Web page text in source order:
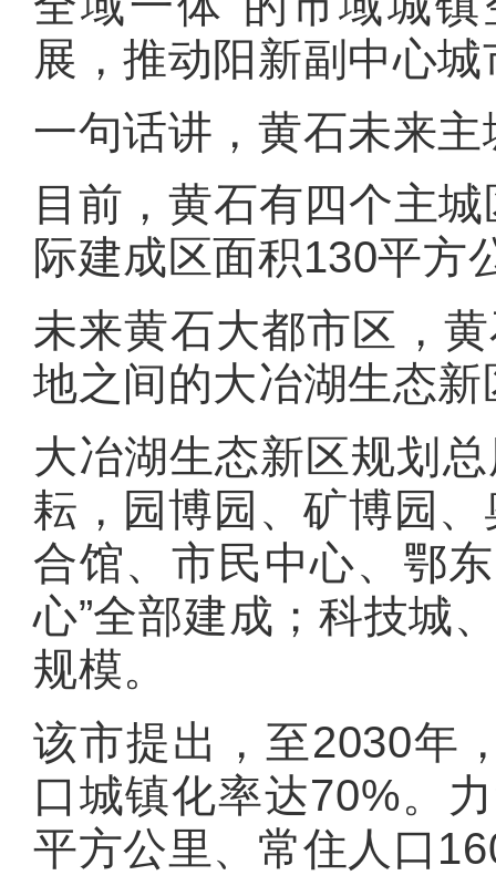
展，推动阳新副中心
一句话讲，黄石未来
目前，黄石有四个主
际建成区面积130平方
未来黄石大都市区，
地之间的大冶湖生态
大冶湖生态新区规划
耘，园博园、矿博园
合馆、市民中心、鄂
心”全部建成；科技城
规模。
该市提出，至2030年
口城镇化率达70%。
平方公里、常住人口